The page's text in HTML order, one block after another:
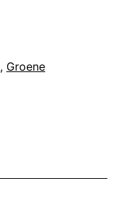
, Groene